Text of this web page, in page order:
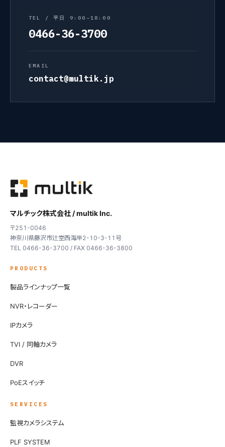
TEL / 平日 9:00–18:00
0466-36-3700
EMAIL
contact@multik.jp
マルチック株式会社 / multik Inc.
〒251-0046
神奈川県藤沢市辻堂西海岸2-10-3-11号
TEL 0466-36-3700 / FAX 0466-36-3800
PRODUCTS
製品ラインナップ一覧
NVR・レコーダー
IPカメラ
TVI / 同軸カメラ
DVR
PoEスイッチ
SERVICES
監視カメラシステム
PLF SYSTEM